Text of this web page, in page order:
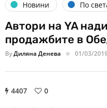
Новини По
Автори на YA
продажбите в
ByДиляна Денева 01/03/
4407 0